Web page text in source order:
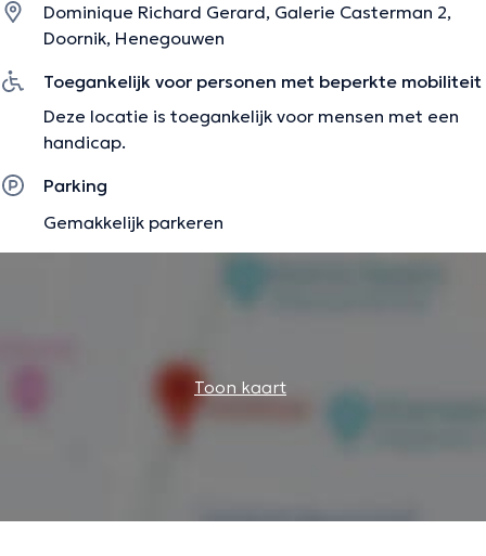
Dominique Richard Gerard, Galerie Casterman 2,
Doornik, Henegouwen
Toegankelijk voor personen met beperkte mobiliteit
Deze locatie is toegankelijk voor mensen met een
handicap.
Parking
Gemakkelijk parkeren
Toon kaart